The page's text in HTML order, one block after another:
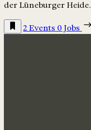
der Lüneburger Heide.
2 Events 0 Jobs